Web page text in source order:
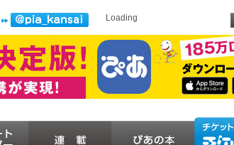
Loading